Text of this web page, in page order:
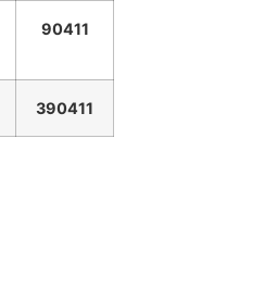
90411
390411